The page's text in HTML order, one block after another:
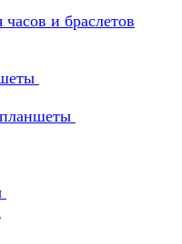
и браслетов